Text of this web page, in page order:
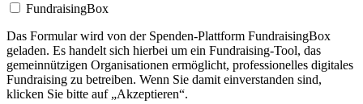
FundraisingBox
Das Formular wird von der Spenden-Plattform FundraisingBox
geladen. Es handelt sich hierbei um ein Fundraising-Tool, das
gemeinnützigen Organisationen ermöglicht, professionelles digitales
Fundraising zu betreiben. Wenn Sie damit einverstanden sind,
klicken Sie bitte auf „Akzeptieren“.